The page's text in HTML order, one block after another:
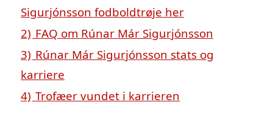
Sigurjónsson fodboldtrøje her
2) FAQ om Rúnar Már Sigurjónsson
3) Rúnar Már Sigurjónsson stats og
karriere
4) Trofæer vundet i karrieren